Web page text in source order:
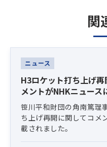
関
Latest News
ニュース
H3ロケット打ち上げ
メントがNHKニュース
笹川平和財団の角南篤理
ち上げ再開に関してコメ
載されました。